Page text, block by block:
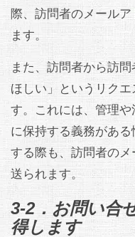
際、訪問者のメール
ます。
また、訪問者から訪
ほしい」というリク
す。これには、管理
に保持する義務があ
する際も、訪問者の
送られます。
3-2．お問い合
得します